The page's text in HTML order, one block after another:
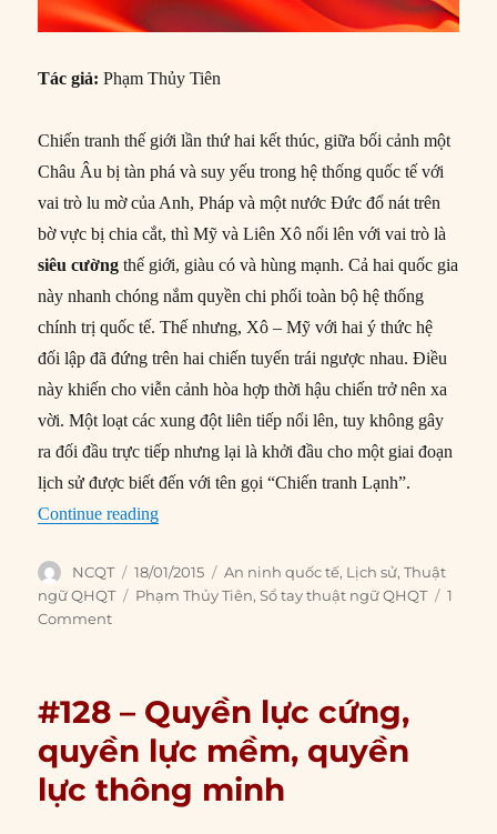
Tác giả: Phạm Thủy Tiên
Chiến tranh thế giới lần thứ hai kết thúc, giữa bối cảnh một
Châu Âu bị tàn phá và suy yếu trong hệ thống quốc tế với
vai trò lu mờ của Anh, Pháp và một nước Đức đổ nát trên
bờ vực bị chia cắt, thì Mỹ và Liên Xô nổi lên với vai trò là
siêu cường thế giới, giàu có và hùng mạnh. Cả hai quốc gia
này nhanh chóng nắm quyền chi phối toàn bộ hệ thống
chính trị quốc tế. Thế nhưng, Xô – Mỹ với hai ý thức hệ
đối lập đã đứng trên hai chiến tuyến trái ngược nhau. Điều
này khiến cho viễn cảnh hòa hợp thời hậu chiến trở nên xa
vời. Một loạt các xung đột liên tiếp nổi lên, tuy không gây
ra đối đầu trực tiếp nhưng lại là khởi đầu cho một giai đoạn
lịch sử được biết đến với tên gọi “Chiến tranh Lạnh”.
Continue reading“Chiến tranh Lạnh (Cold War)”
Author
NCQT
Posted
on
18/01/2015 Categories
An ninh quốc tế, Lịch sử,Thuật
ngữ QHQT
Tags
Phạm Thủy Tiên,Sổ tay thuật ngữ QHQT
1
Comment
#128 – Quyền lực cứng,
quyền lực mềm, quyền
lực thông minh